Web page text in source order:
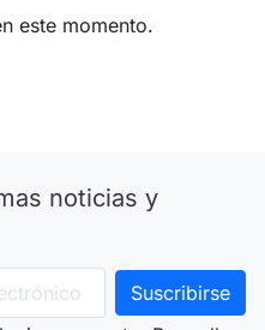
este momento.
noticias y